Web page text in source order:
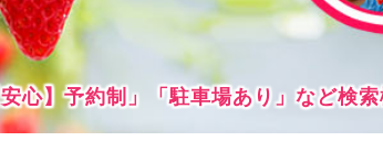
心】予約制」「駐車場あり」など検